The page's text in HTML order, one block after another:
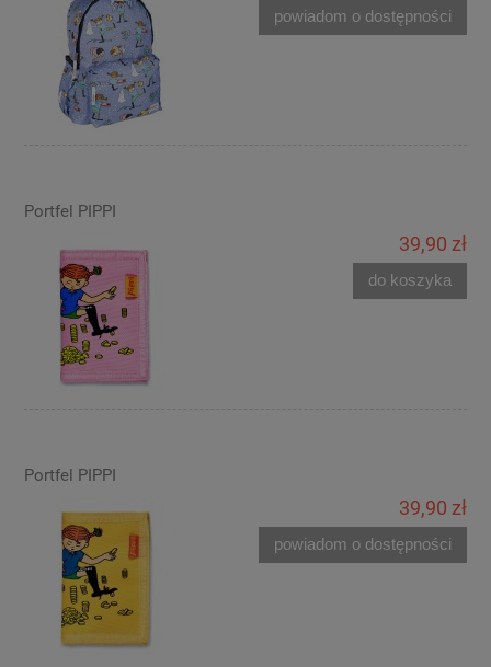
powiadom o dostępności
Portfel PIPPI
39,90 zł
do koszyka
Portfel PIPPI
39,90 zł
powiadom o dostępności